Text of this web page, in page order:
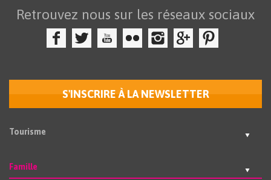
Retrouvez nous sur les réseaux sociaux
S'INSCRIRE À LA NEWSLETTER
Tourisme
Famille